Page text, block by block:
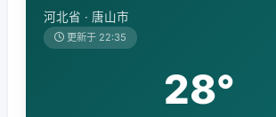
河北省 · 唐山市
更新于 22:35
28°